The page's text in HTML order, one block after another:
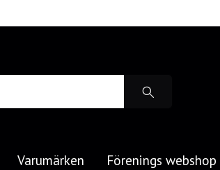
Varumärken Förenings webshop